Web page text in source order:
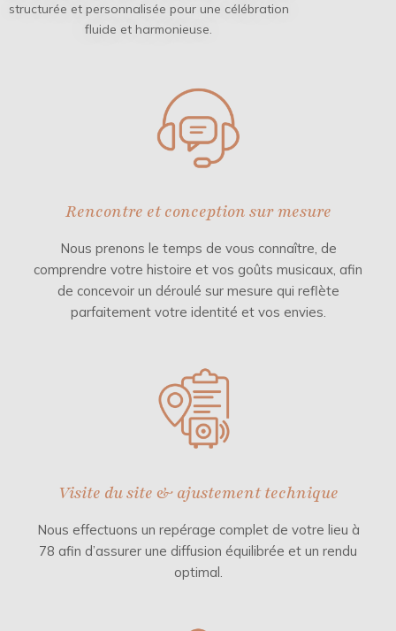
structurée et personnalisée pour une célébration
fluide et harmonieuse.
Rencontre et conception sur mesure
Nous prenons le temps de vous connaître, de
comprendre votre histoire et vos goûts musicaux, afin
de concevoir un déroulé sur mesure qui reflète
parfaitement votre identité et vos envies.
Visite du site & ajustement technique
Nous effectuons un repérage complet de votre lieu à
78 afin d’assurer une diffusion équilibrée et un rendu
optimal.